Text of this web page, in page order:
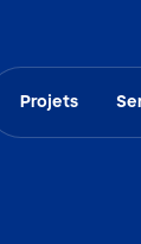
Projets